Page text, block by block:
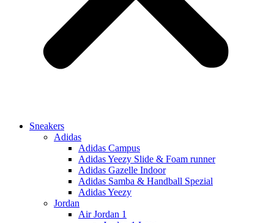
Sneakers
Adidas
Adidas Campus
Adidas Yeezy Slide & Foam runner
Adidas Gazelle Indoor
Adidas Samba & Handball Spezial
Adidas Yeezy
Jordan
Air Jordan 1